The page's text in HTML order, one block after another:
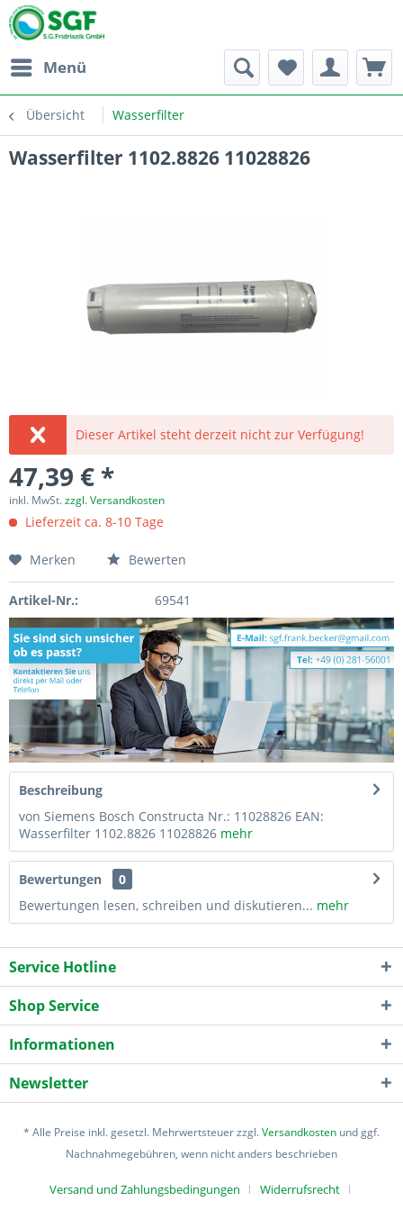
Menü
Übersicht Wasserfilter
Wasserfilter 1102.8826 11028826
Dieser Artikel steht derzeit nicht zur Verfügung!
47,39 € *
inkl. MwSt.zzgl. Versandkosten
Lieferzeit ca. 8-10 Tage
Merken Bewerten
Artikel-Nr.: 69541
Beschreibung
von Siemens Bosch Constructa Nr.: 11028826 EAN:
Wasserfilter 1102.8826 11028826 mehr
Bewertungen
0
Bewertungen lesen, schreiben und diskutieren... mehr
Service Hotline
Shop Service
Informationen
Newsletter
* Alle Preise inkl. gesetzl. Mehrwertsteuer zzgl.Versandkosten und ggf.
Nachnahmegebühren, wenn nicht anders beschrieben
Versand und Zahlungsbedingungen Widerrufsrecht